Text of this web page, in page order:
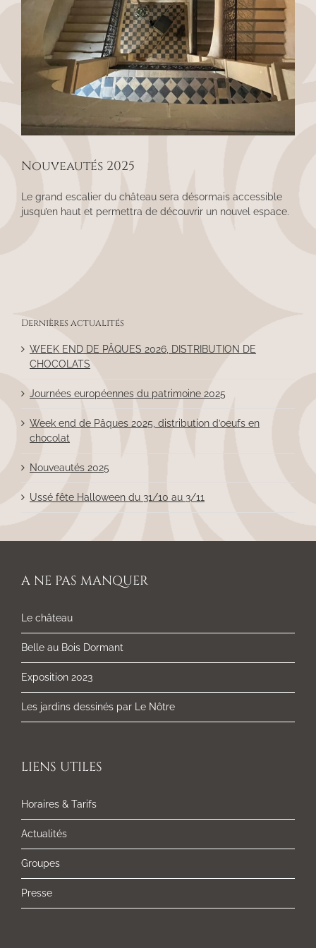
Nouveautés 2025
Le grand escalier du château sera désormais accessible
jusqu’en haut et permettra de découvrir un nouvel espace.
Dernières actualités
WEEK END DE PÂQUES 2026, DISTRIBUTION DE
CHOCOLATS
Journées européennes du patrimoine 2025
Week end de Pâques 2025, distribution d’oeufs en
chocolat
Nouveautés 2025
Ussé fête Halloween du 31/10 au 3/11
A NE PAS MANQUER
Le château
Belle au Bois Dormant
Exposition 2023
Les jardins dessinés par Le Nôtre
LIENS UTILES
Horaires & Tarifs
Actualités
Groupes
Presse